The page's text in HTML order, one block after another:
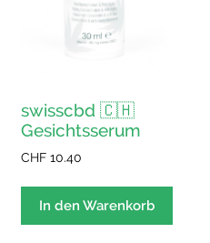
swisscbd 🇨🇭
Gesichtsserum
CHF 10.40
In den Warenkorb